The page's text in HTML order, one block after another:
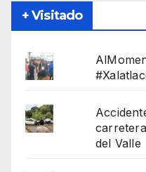
+ Visitado
del Valle